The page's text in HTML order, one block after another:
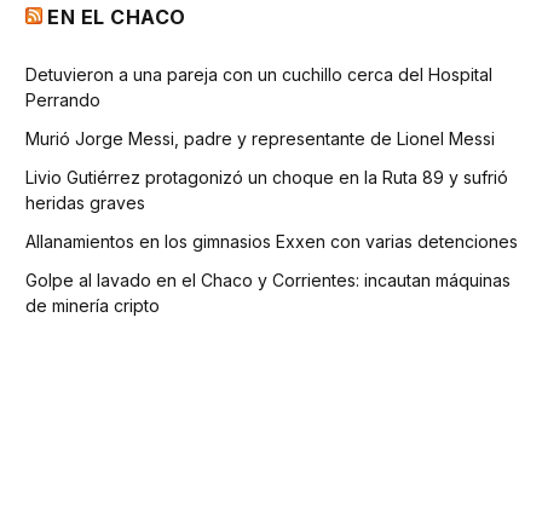
EN EL CHACO
Detuvieron a una pareja con un cuchillo cerca del Hospital
Perrando
Murió Jorge Messi, padre y representante de Lionel Messi
Livio Gutiérrez protagonizó un choque en la Ruta 89 y sufrió
heridas graves
Allanamientos en los gimnasios Exxen con varias detenciones
Golpe al lavado en el Chaco y Corrientes: incautan máquinas
de minería cripto